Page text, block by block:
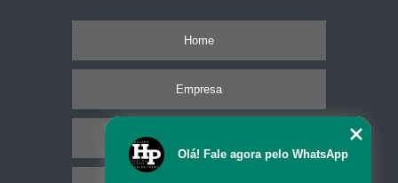
Home
Empresa
Olá! Fale agora pelo WhatsApp